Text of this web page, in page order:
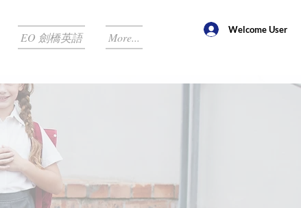
EO 劍橋英語 More...
Welcome User